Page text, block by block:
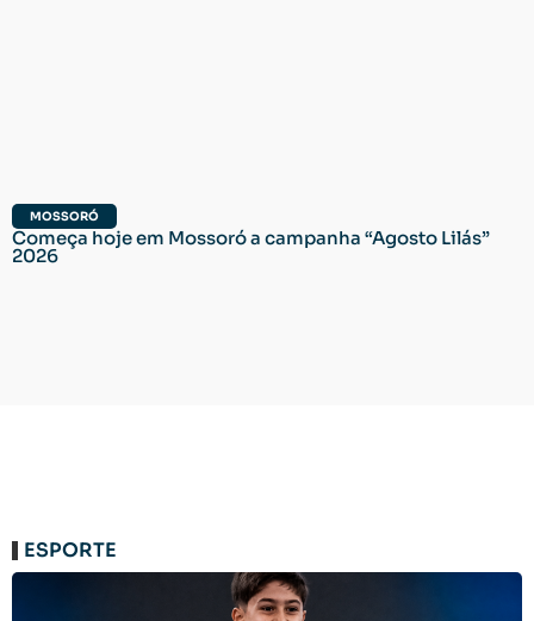
MOSSORÓ
Começa hoje em Mossoró a campanha “Agosto Lilás”
2026
ESPORTE